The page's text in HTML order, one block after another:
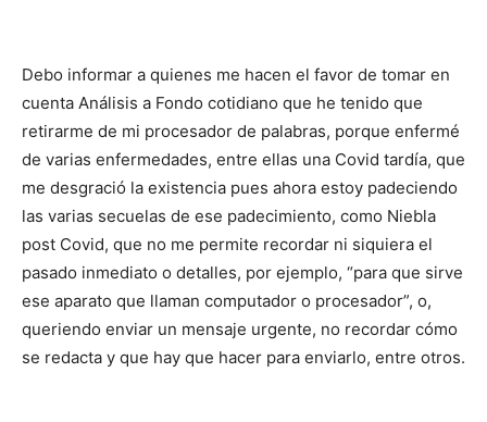
Debo informar a quienes me hacen el favor de tomar en
cuenta Análisis a Fondo cotidiano que he tenido que
retirarme de mi procesador de palabras, porque enfermé
de varias enfermedades, entre ellas una Covid tardía, que
me desgració la existencia pues ahora estoy padeciendo
las varias secuelas de ese padecimiento, como Niebla
post Covid, que no me permite recordar ni siquiera el
pasado inmediato o detalles, por ejemplo, “para que sirve
ese aparato que llaman computador o procesador”, o,
queriendo enviar un mensaje urgente, no recordar cómo
se redacta y que hay que hacer para enviarlo, entre otros.